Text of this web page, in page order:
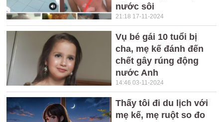
nước sôi
21:18 17-11-2024
Vụ bé gái 10 tuổi bị
cha, mẹ kế đánh đến
chết gây rúng động
nước Anh
14:46 03-11-2024
Thấy tôi đi du lịch với
mẹ kế, mẹ ruột so đo